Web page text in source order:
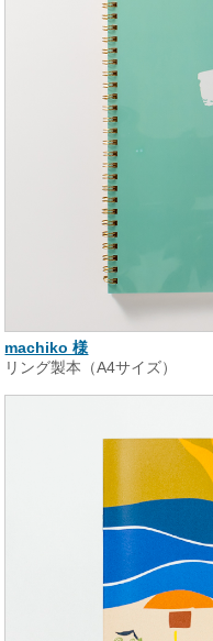
machiko 様
リング製本（A4サイズ）